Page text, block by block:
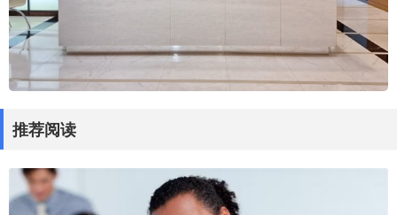
推荐阅读